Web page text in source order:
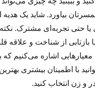
بیاورد. شاید یک
یا حتی تجربه‌ای مشترک.
از شناخت و علاقه‌
معیارهایی اشاره می‌کنیم که
با اطمینان بیشتری بهترین
و زن انتخاب کنید.